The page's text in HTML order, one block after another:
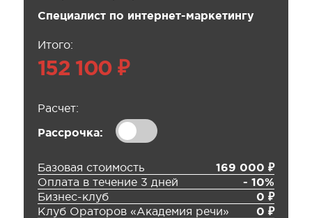
Специалист по интернет-маркетингу
Итого:
152 100 ₽
Расчет:
Рассрочка:
Базовая стоимость
169 000 ₽
Оплата в течение 3 дней
- 10%
Бизнес-клуб
0 ₽
Клуб Ораторов «Академия речи»
0 ₽